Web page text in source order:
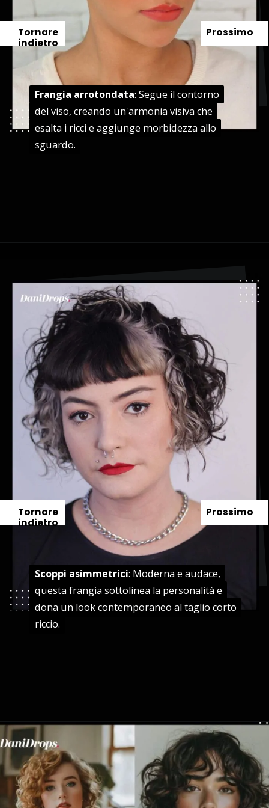
Frangia arrotondata: Segue il contorno
del viso, creando un'armonia visiva che
esalta i ricci e aggiunge morbidezza allo
sguardo.
Frangia arrotondata: Segue il contorno
del viso, creando un'armonia visiva che
esalta i ricci e aggiunge morbidezza allo
sguardo.
Prossimo
Tornare
indietro
Scoppi asimmetrici: Moderna e audace,
questa frangia sottolinea la personalità e
dona un look contemporaneo al taglio corto
riccio.
Scoppi asimmetrici: Moderna e audace,
questa frangia sottolinea la personalità e
dona un look contemporaneo al taglio corto
riccio.
Prossimo
Tornare
indietro